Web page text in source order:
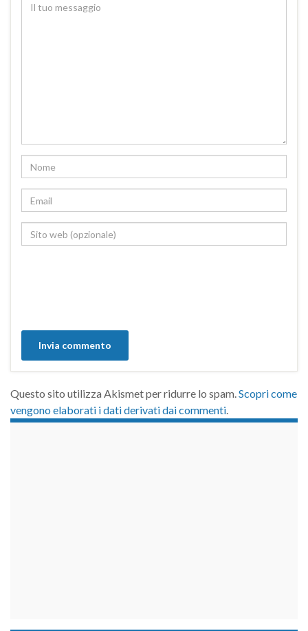
Questo sito utilizza Akismet per ridurre lo spam.Scopri come
vengono elaborati i dati derivati dai commenti.